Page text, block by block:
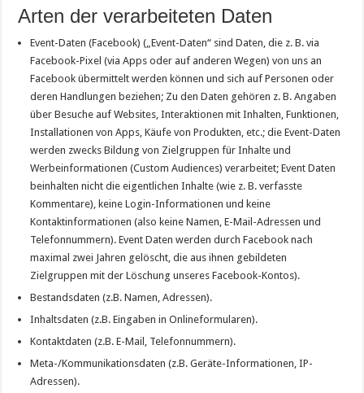
Arten der verarbeiteten Daten
Event-Daten (Facebook) („Event-Daten“ sind Daten, die z. B. via
Facebook-Pixel (via Apps oder auf anderen Wegen) von uns an
Facebook übermittelt werden können und sich auf Personen oder
deren Handlungen beziehen; Zu den Daten gehören z. B. Angaben
über Besuche auf Websites, Interaktionen mit Inhalten, Funktionen,
Installationen von Apps, Käufe von Produkten, etc.; die Event-Daten
werden zwecks Bildung von Zielgruppen für Inhalte und
Werbeinformationen (Custom Audiences) verarbeitet; Event Daten
beinhalten nicht die eigentlichen Inhalte (wie z. B. verfasste
Kommentare), keine Login-Informationen und keine
Kontaktinformationen (also keine Namen, E-Mail-Adressen und
Telefonnummern). Event Daten werden durch Facebook nach
maximal zwei Jahren gelöscht, die aus ihnen gebildeten
Zielgruppen mit der Löschung unseres Facebook-Kontos).
Bestandsdaten (z.B. Namen, Adressen).
Inhaltsdaten (z.B. Eingaben in Onlineformularen).
Kontaktdaten (z.B. E-Mail, Telefonnummern).
Meta-/Kommunikationsdaten (z.B. Geräte-Informationen, IP-
Adressen).